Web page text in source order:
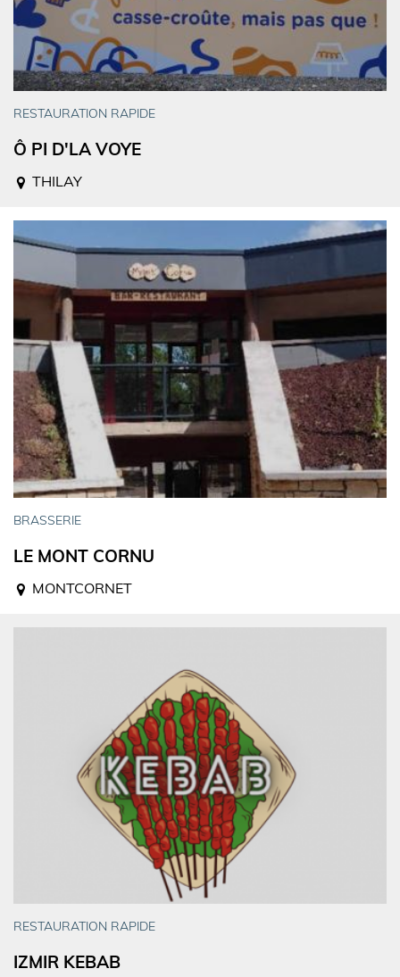
RESTAURATION RAPIDE
Ô PI D'LA VOYE
THILAY
BRASSERIE
LE MONT CORNU
MONTCORNET
RESTAURATION RAPIDE
IZMIR KEBAB